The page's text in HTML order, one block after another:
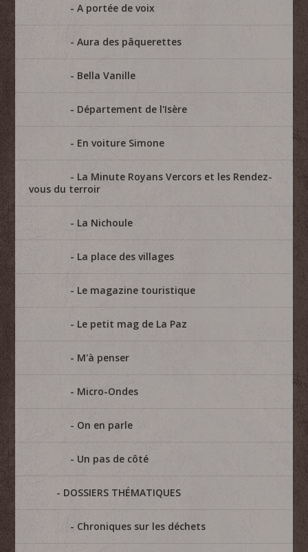
A portée de voix
Aura des pâquerettes
Bella Vanille
Département de l'Isère
En voiture Simone
La Minute Royans Vercors et les Rendez-
vous du terroir
La Nichoule
La place des villages
Le magazine touristique
Le petit mag de La Paz
M'à penser
Micro-Ondes
On en parle
Un pas de côté
DOSSIERS THÉMATIQUES
Chroniques sur les déchets